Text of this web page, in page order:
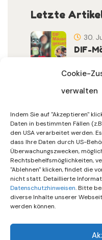
Cookie-
verwalten
Indem Sie auf "Akzeptieren"
Daten in bestimmten Fällen
den USA verarbeitet werden.
dass Ihre Daten durch US-
Überwachungszwecken,
Rechtsbehelfsmöglichkeiten,
"Ablehnen" klicken, findet die
nicht statt. Detaillierte
Datenschutzhinweisen. Bitte
diverse Inhalte unserer
werden können.
Letzte
DIF-
30.
30.
Setzt
15.